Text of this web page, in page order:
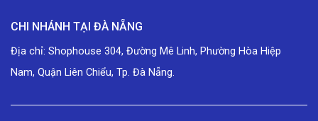
CHI NHÁNH TẠI ĐÀ NẴNG
Địa chỉ: Shophouse 304, Đường Mê Linh, Phường Hòa Hiệp
Nam, Quận Liên Chiểu, Tp. Đà Nẵng.